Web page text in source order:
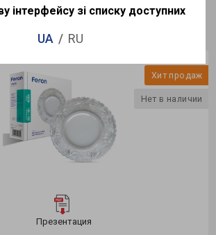
Хит продаж
Нет в наличии
Презентация
інтерфейсу зі списку доступних
UA RU